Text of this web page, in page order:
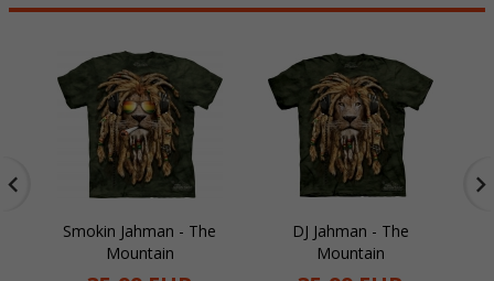
Smokin Jahman - The
Mountain
DJ Jahman - The
Mountain